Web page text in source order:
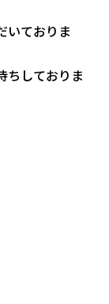
いておりま
ちしておりま